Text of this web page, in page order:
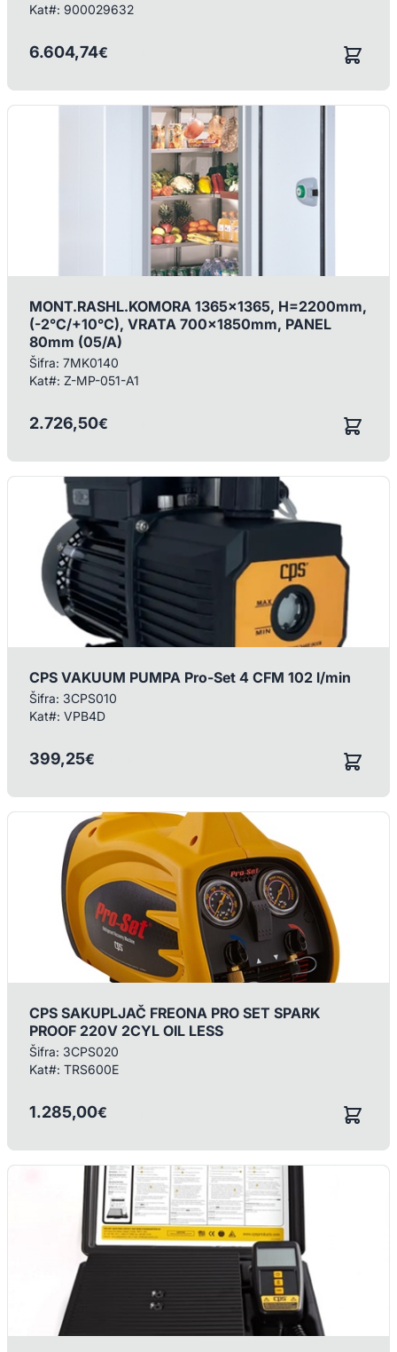
Kat#: 900029632
6.604,74€
MONT.RASHL.KOMORA 1365x1365, H=2200mm,
(-2°C/+10°C), VRATA 700x1850mm, PANEL
80mm (05/A)
Šifra: 7MK0140
Kat#: Z-MP-051-A1
2.726,50€
CPS VAKUUM PUMPA Pro-Set 4 CFM 102 l/min
Šifra: 3CPS010
Kat#: VPB4D
399,25€
CPS SAKUPLJAČ FREONA PRO SET SPARK
PROOF 220V 2CYL OIL LESS
Šifra: 3CPS020
Kat#: TRS600E
1.285,00€